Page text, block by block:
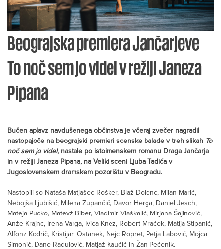
Beograjska premiera Jančarjeve
To noč sem jo videl v režiji Janeza
Pipana
Bučen aplavz navdušenega občinstva je včeraj zvečer nagradil
nastopajoče na beograjski premieri scenske balade v treh slikah To
noč sem jo videl, nastale po istoimenskem romanu Draga Jančarja
in v režiji Janeza Pipana, na Veliki sceni Ljuba Tadića v
Jugoslovenskem dramskem pozorištu v Beogradu.
Nastopili so Nataša Matjašec Rošker, Blaž Dolenc, Milan Marić,
Nebojša Ljubišić, Milena Zupančič, Davor Herga, Daniel Jesch,
Mateja Pucko, Matevž Biber, Vladimir Vlaškalić, Mirjana Šajinović,
Anže Krajnc, Irena Varga, Ivica Knez, Robert Mraček, Matija Stipanič,
Alfonz Kodrič, Kristijan Ostanek, Nejc Ropret, Petja Labović, Mojca
Simonič, Dane Radulović, Matjaž Kaučič in Žan Pečenik.